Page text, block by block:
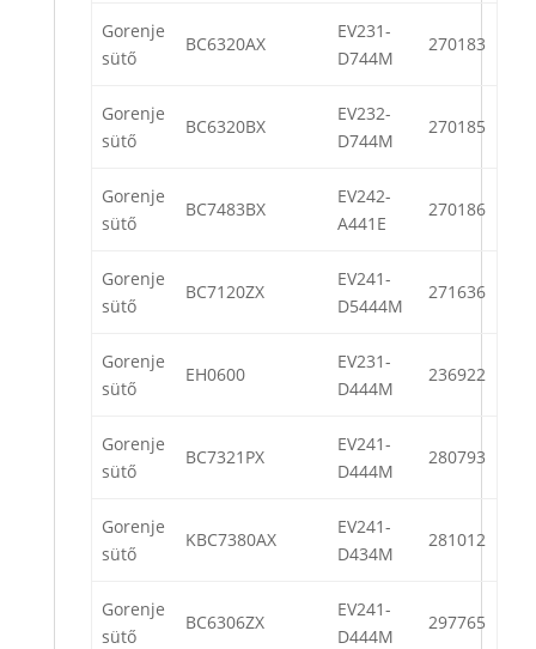
Gorenje
sütő
BC6320AX
EV231-
D744M
270183
Gorenje
sütő
BC6320BX
EV232-
D744M
270185
Gorenje
sütő
BC7483BX
EV242-
A441E
270186
Gorenje
sütő
BC7120ZX
EV241-
D5444M
271636
Gorenje
sütő
EH0600
EV231-
D444M
236922
Gorenje
sütő
BC7321PX
EV241-
D444M
280793
Gorenje
sütő
KBC7380AX
EV241-
D434M
281012
Gorenje
sütő
BC6306ZX
EV241-
D444M
297765